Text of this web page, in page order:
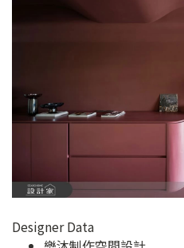
Designer Data